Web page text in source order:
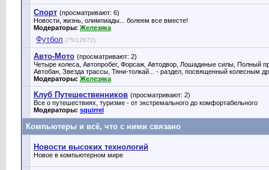
Спорт (просматривают: 6)
Новости, жизнь, олимпиады... болеем все вместе!
Модераторы: Железяка
Футбол (75/12672)
Авто-Мото (просматривают: 2)
Четыре колеса, Автопробег, Форсаж, Автодвор, Лошадиные силы, Полный
Автобан, Звезда трассы, Тяни-толкай... - раздел, посвященный колесным
Модераторы: Железяка
Клуб Путешественников (просматривают: 2)
Все о путешествиях, туризме - от экстремального до комфортабельного
Модераторы: squirrel
Компьютеры и всё, что с ними связано
Новости высоких технологий
Новое в компьютерном мире